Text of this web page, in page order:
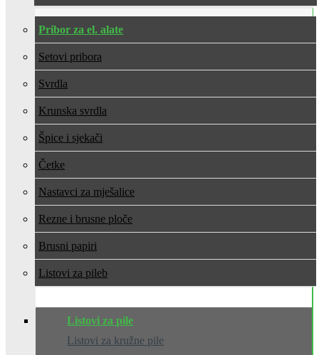
Pribor za el. alate
Setovi pribora
Svrdla
Krunska svrdla
Špice i sjekači
Četke
Nastavci za mješalice
Rezne i brusne ploče
Brusni papiri
Listovi za pile
Listovi za pile
Listovi za kružne pile